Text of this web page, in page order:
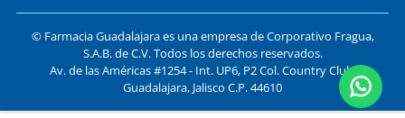
© Farmacia Guadalajara es una empresa de Corporativo Fragua,
S.A.B. de C.V. Todos los derechos reservados.
Av. de las Américas #1254 - Int. UP6, P2 Col. Country Club,
Guadalajara, Jalisco C.P. 44610